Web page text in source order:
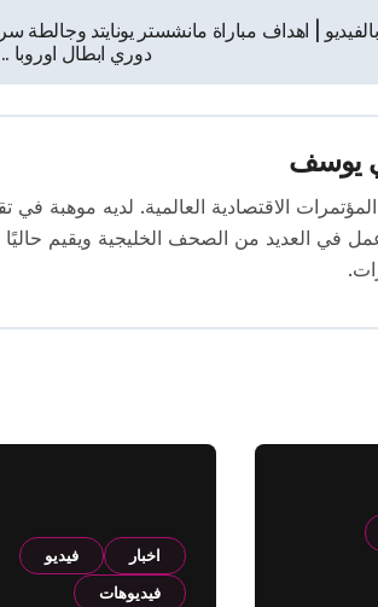
بالفيديو | اهداف مباراة مانشستر يونايتد وجالطة
دوري ابطال اوروبا
يوسف
العديد من المؤتمرات الاقتصادية العالمية. لديه موهبة في
في العديد من الصحف الخليجية ويقيم
اخبار
فيديو
فيديوهات